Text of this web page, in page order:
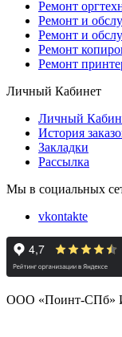
Ремонт
Ремонт и
Ремонт и
Ремонт
Ремонт
Личный Кабинет
Личный
История
Закладки
Рассылка
Мы в социальных
vkontakte
ООО «Поинт-СПб»